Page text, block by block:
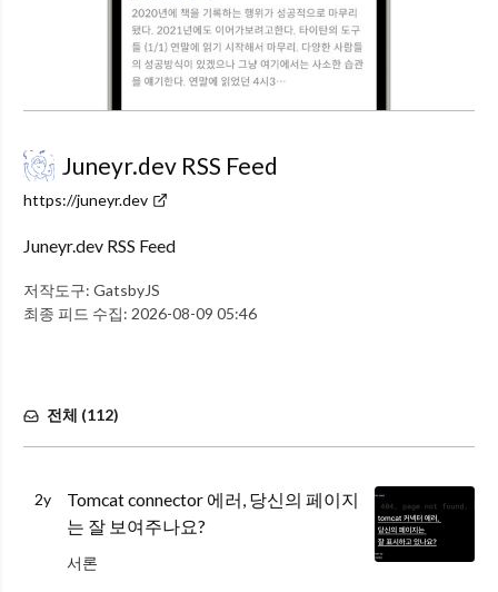
Juneyr.dev RSS Feed
https://juneyr.dev
Juneyr.dev RSS Feed
저작도구: GatsbyJS
최종 피드 수집: 2026-08-09 05:46
전체 (112)
2y
Tomcat connector 에러, 당신의 페이지
는 잘 보여주나요?
서론